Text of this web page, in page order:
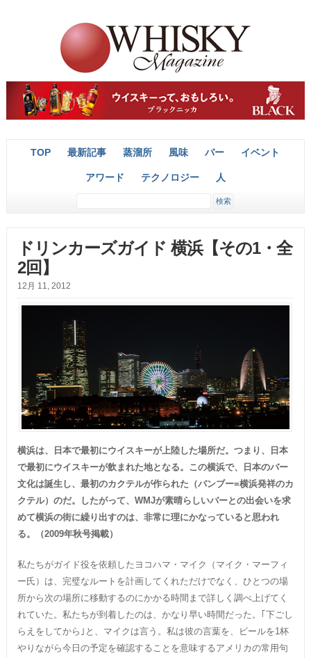
TOP 最新記事 蒸溜所 風味 バー イベント
アワード テクノロジー 人
ドリンカーズガイド 横浜【その1・全
2回】
12月 11, 2012
横浜は、日本で最初にウイスキーが上陸した場所だ。つまり、日本
で最初にウイスキーが飲まれた地となる。この横浜で、日本のバー
文化は誕生し、最初のカクテルが作られた（バンブー=横浜発祥のカ
クテル）のだ。したがって、WMJが素晴らしいバーとの出会いを求
めて横浜の街に繰り出すのは、非常に理にかなっていると思われ
る。（2009年秋号掲載）
私たちがガイド役を依頼したヨコハマ・マイク（マイク・マーフィ
ー氏）は、完璧なルートを計画してくれただけでなく、ひとつの場
所から次の場所に移動するのにかかる時間まで詳しく調べ上げてく
れていた。私たちが到着したのは、かなり早い時間だった。｢下ごし
らえをしてから｣と、マイクは言う。私は彼の言葉を、ビールを1杯
やりながら今日の予定を確認することを意味するアメリカの常用句